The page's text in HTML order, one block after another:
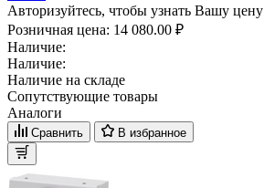
Авторизуйтесь, чтобы узнать Вашу цену
Розничная цена: 14 080.00 ₽
Наличие:
Наличие:
Наличие на складе
Сопутствующие товары
Аналоги
Сравнить В избранное